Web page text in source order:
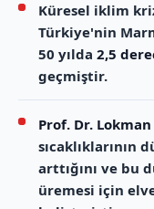
Küresel iklim
Türkiye'nin
50 yılda 2,5
geçmiştir.
Prof. Dr.
sıcaklıklarının
arttığını ve bu
üremesi için